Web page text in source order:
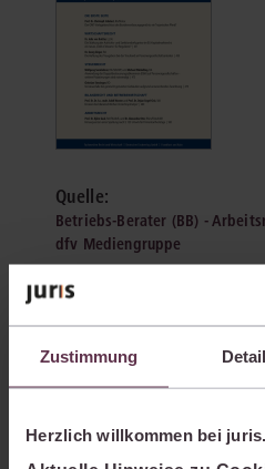
Zustimmung
Herzlich willkommen bei juris.
Quelle:
Betriebs-Berater (BB) -
dfv Mediengruppe
Fundstelle:
BB 2026, 1588-1591